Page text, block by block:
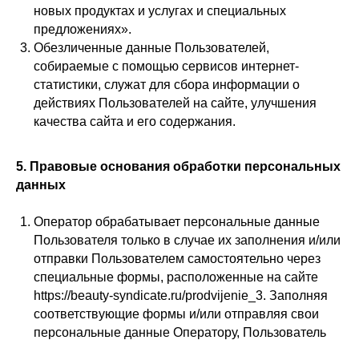
новых продуктах и услугах и специальных
предложениях».
Обезличенные данные Пользователей,
собираемые с помощью сервисов интернет-
статистики, служат для сбора информации о
действиях Пользователей на сайте, улучшения
качества сайта и его содержания.
5. Правовые основания обработки персональных
данных
Оператор обрабатывает персональные данные
Пользователя только в случае их заполнения и/или
отправки Пользователем самостоятельно через
специальные формы, расположенные на сайте
https://beauty-syndicate.ru/prodvijenie_3. Заполняя
соответствующие формы и/или отправляя свои
персональные данные Оператору, Пользователь